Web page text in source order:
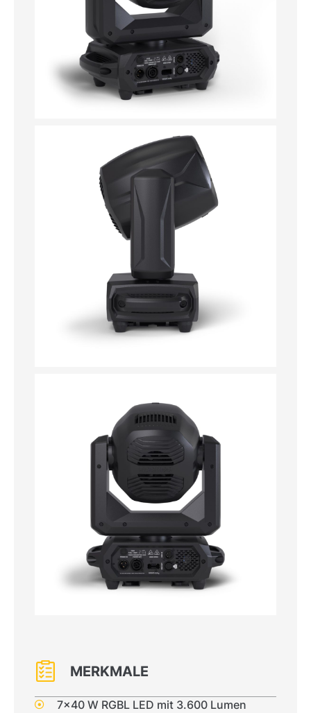
MERKMALE
7x40 W RGBL LED mit 3.600 Lumen